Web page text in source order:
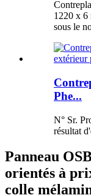
1220 x 6
sous le
Phe...
N° Sr.
résultat
Panneau
orientés à
colle